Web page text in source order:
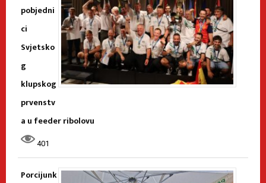
pobjedni
ci
Svjetsko
g
klupskog
prvenstv
a u feeder ribolovu
401
Porcijunk